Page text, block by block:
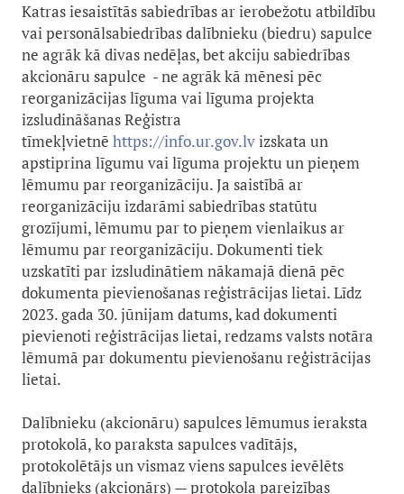
Katras iesaistītās sabiedrības ar ierobežotu atbildību
vai personālsabiedrības dalībnieku (biedru) sapulce
ne agrāk kā divas nedēļas, bet akciju sabiedrības
akcionāru sapulce - ne agrāk kā mēnesi pēc
reorganizācijas līguma vai līguma projekta
izsludināšanas Reģistra
tīmekļvietnē https://info.ur.gov.lvizskata un
apstiprina līgumu vai līguma projektu un pieņem
lēmumu par reorganizāciju. Ja saistībā ar
reorganizāciju izdarāmi sabiedrības statūtu
grozījumi, lēmumu par to pieņem vienlaikus ar
lēmumu par reorganizāciju. Dokumenti tiek
uzskatīti par izsludinātiem nākamajā dienā pēc
dokumenta pievienošanas reģistrācijas lietai. Līdz
2023. gada 30. jūnijam datums, kad dokumenti
pievienoti reģistrācijas lietai, redzams valsts notāra
lēmumā par dokumentu pievienošanu reģistrācijas
lietai.
Dalībnieku (akcionāru) sapulces lēmumus ieraksta
protokolā, ko paraksta sapulces vadītājs,
protokolētājs un vismaz viens sapulces ievēlēts
dalībnieks (akcionārs) — protokola pareizības